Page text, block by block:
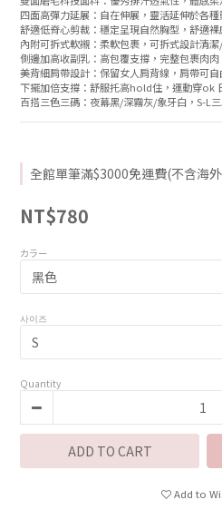
四面高彈力延展：自在伸展，靈活延伸於各種
舒適低脊心剪裁：穩定呈現自然胸型，舒適
內附可拆式軟襯：柔軟包裹，可拆式設計清
側邊加高收副乳：高包覆支撐，完整包裹肉肉
美背細肩帶設計：保留女人肩背線，肩帶可
下擺加倍支撐：舒服托高hold住，運動穿ok
百搭三色三碼：夜幕黑/深霧灰/象牙白，S-L
全館單筆滿$3000免運費(不含海
NT$780
カラー
사이즈
Quantity
ADD TO CART
Add to